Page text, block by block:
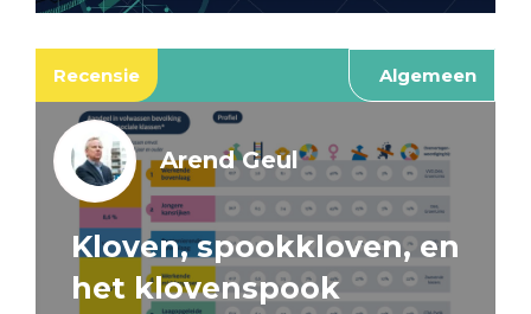
Recensie Algemeen
Arend Geul
Kloven, spookkloven, en
het klovenspook